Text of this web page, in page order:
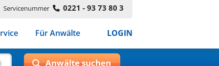
Servicenummer 0221 - 93 73 80 3
Für Anwälte LOGIN